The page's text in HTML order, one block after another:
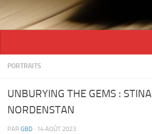
PORTRAITS
UNBURYING THE GEMS : STINA
NORDENSTAN
PAR GBD · 14 AOÛT 2023